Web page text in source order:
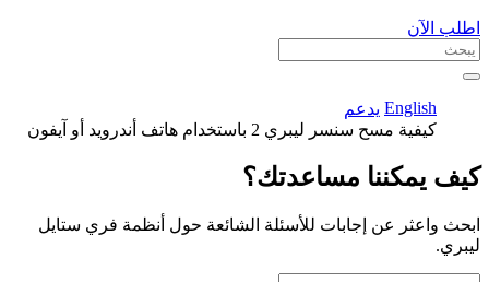
اطلب الآن
English يدعم
كيفية مسح سنسر ليبري 2 باستخدام هاتف أندرويد أو آيفون
كيف يمكننا مساعدتك؟
ابحث واعثر عن إجابات للأسئلة الشائعة حول أنظمة فري ستايل
ليبري.